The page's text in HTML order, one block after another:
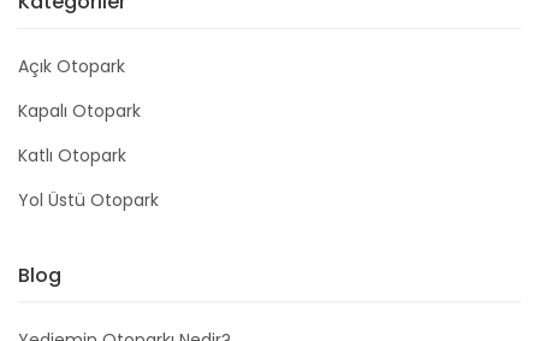
Açık Otopark
Kapalı Otopark
Katlı Otopark
Yol Üstü Otopark
Blog